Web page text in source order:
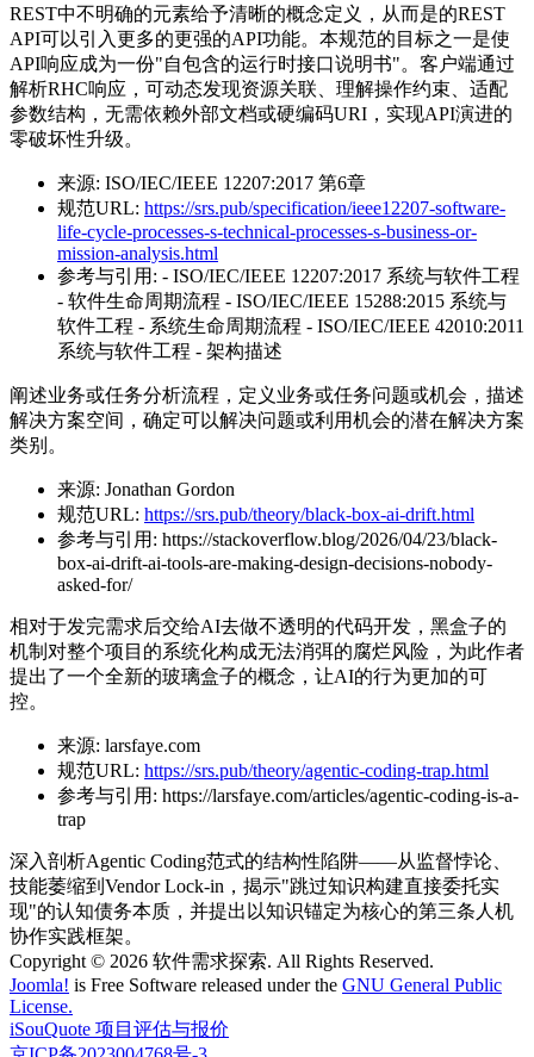
REST中不明确的元素给予清晰的概念定义，从而是的REST
API可以引入更多的更强的API功能。本规范的目标之一是使
API响应成为一份"自包含的运行时接口说明书"。客户端通过
解析RHC响应，可动态发现资源关联、理解操作约束、适配
参数结构，无需依赖外部文档或硬编码URI，实现API演进的
零破坏性升级。
来源: ISO/IEC/IEEE 12207:2017 第6章
规范URL: https://srs.pub/specification/ieee12207-software-
life-cycle-processes-s-technical-processes-s-business-or-
mission-analysis.html
参考与引用: - ISO/IEC/IEEE 12207:2017 系统与软件工程
- 软件生命周期流程 - ISO/IEC/IEEE 15288:2015 系统与
软件工程 - 系统生命周期流程 - ISO/IEC/IEEE 42010:2011
系统与软件工程 - 架构描述
阐述业务或任务分析流程，定义业务或任务问题或机会，描述
解决方案空间，确定可以解决问题或利用机会的潜在解决方案
类别。
来源: Jonathan Gordon
规范URL: https://srs.pub/theory/black-box-ai-drift.html
参考与引用: https://stackoverflow.blog/2026/04/23/black-
box-ai-drift-ai-tools-are-making-design-decisions-nobody-
asked-for/
相对于发完需求后交给AI去做不透明的代码开发，黑盒子的
机制对整个项目的系统化构成无法消弭的腐烂风险，为此作者
提出了一个全新的玻璃盒子的概念，让AI的行为更加的可
控。
来源: larsfaye.com
规范URL: https://srs.pub/theory/agentic-coding-trap.html
参考与引用: https://larsfaye.com/articles/agentic-coding-is-a-
trap
深入剖析Agentic Coding范式的结构性陷阱——从监督悖论、
技能萎缩到Vendor Lock-in，揭示"跳过知识构建直接委托实
现"的认知债务本质，并提出以知识锚定为核心的第三条人机
协作实践框架。
Copyright © 2026 软件需求探索. All Rights Reserved.
Joomla! is Free Software released under the GNU General Public
License.
iSouQuote 项目评估与报价